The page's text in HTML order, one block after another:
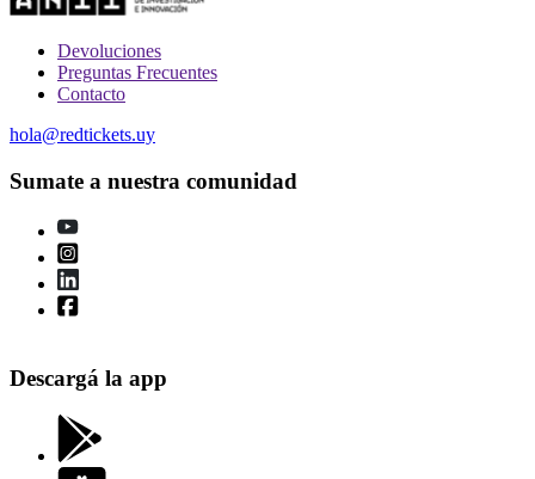
Devoluciones
Preguntas Frecuentes
Contacto
hola@redtickets.uy
Sumate a nuestra comunidad
Descargá la app